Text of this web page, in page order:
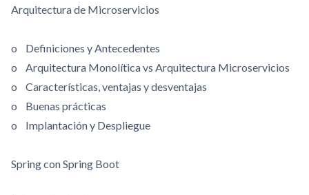
Arquitectura de Microservicios
o Definiciones y Antecedentes
o Arquitectura Monolítica vs Arquitectura Microservicios
o Características, ventajas y desventajas
o Buenas prácticas
o Implantación y Despliegue
Spring con Spring Boot